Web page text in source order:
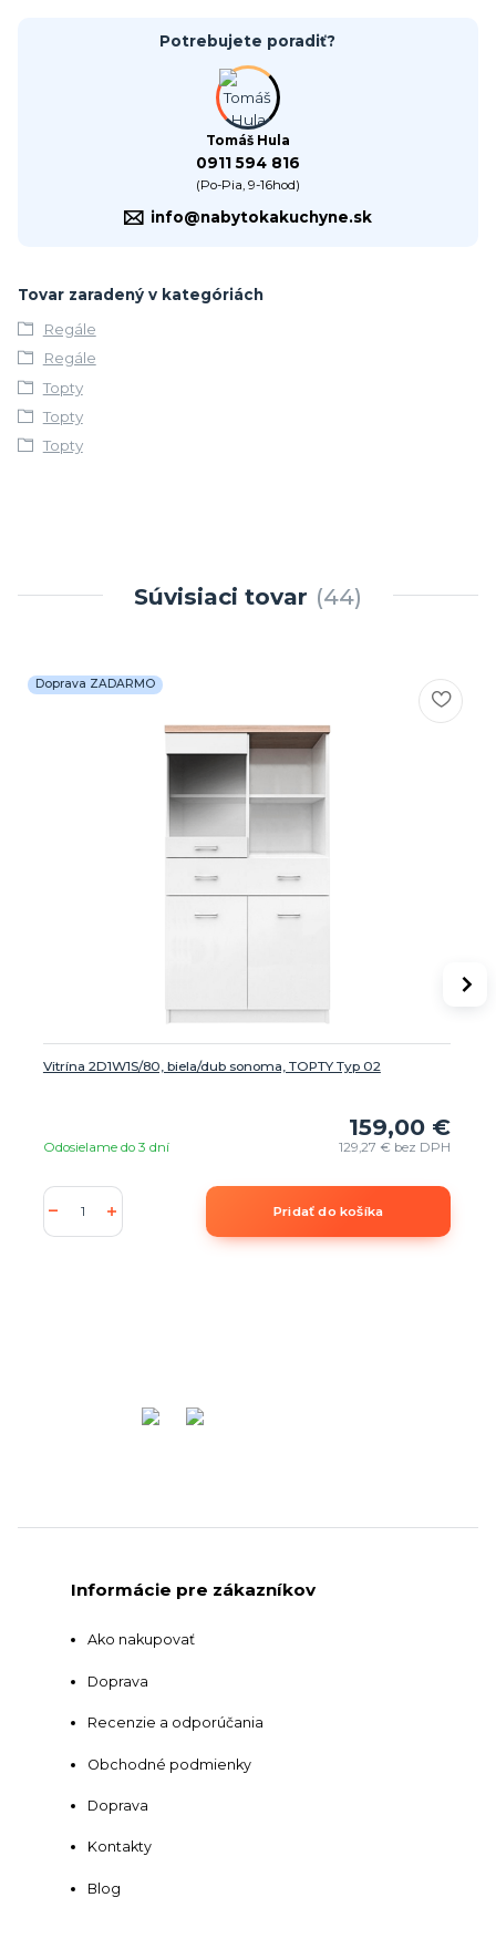
Potrebujete poradiť?
Tomáš Hula
0911 594 816
(Po-Pia, 9-16hod)
info@nabytokakuchyne.sk
Tovar zaradený v kategóriách
Regále
Regále
Topty
Topty
Topty
Súvisiaci tovar 44
Doprava ZADARMO
Vitrína 2D1W1S/80, biela/dub sonoma, TOPTY Typ 02
159,00 €
129,27 € bez DPH
Odosielame do 3 dní
Pridať do košíka
Informácie pre zákazníkov
Ako nakupovať
Doprava
Recenzie a odporúčania
Obchodné podmienky
Doprava
Kontakty
Blog